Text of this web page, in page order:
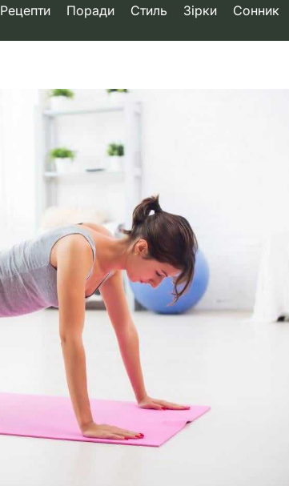
Рецепти Поради Стиль Зірки Сонник